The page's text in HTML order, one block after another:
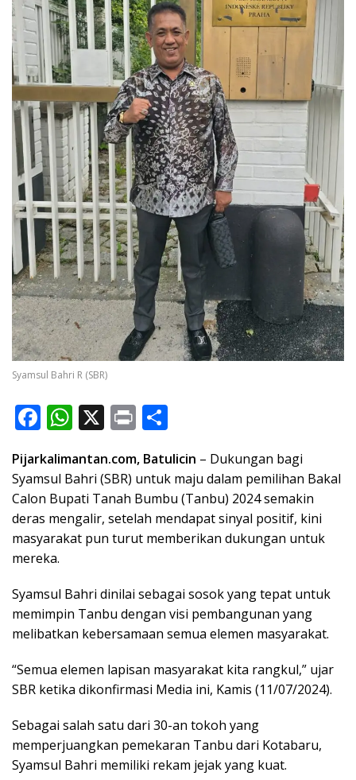
Syamsul Bahri R (SBR)
F
e
b
o
o
k
W
at
s
A
p
X Pr
t ar
e
Pijarkalimantan.com, Batulicin – Dukungan bagi
Syamsul Bahri (SBR) untuk maju dalam pemilihan Bakal
Calon Bupati Tanah Bumbu (Tanbu) 2024 semakin
deras mengalir, setelah mendapat sinyal positif, kini
masyarakat pun turut memberikan dukungan untuk
mereka.
Syamsul Bahri dinilai sebagai sosok yang tepat untuk
memimpin Tanbu dengan visi pembangunan yang
melibatkan kebersamaan semua elemen masyarakat.
“Semua elemen lapisan masyarakat kita rangkul,” ujar
SBR ketika dikonfirmasi Media ini, Kamis (11/07/2024).
Sebagai salah satu dari 30-an tokoh yang
memperjuangkan pemekaran Tanbu dari Kotabaru,
Syamsul Bahri memiliki rekam jejak yang kuat.